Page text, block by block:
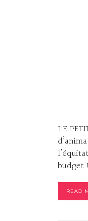
LE
budget
READ